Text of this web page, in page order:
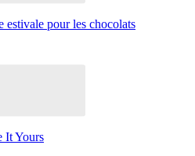
estivale pour les chocolats
It Yours